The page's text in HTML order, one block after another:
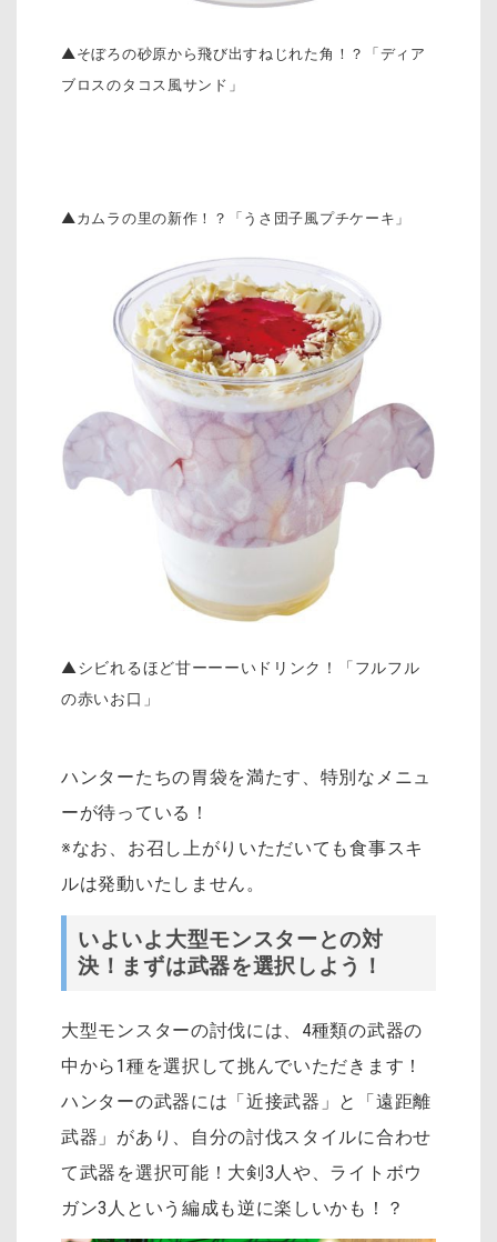
▲そぼろの砂原から飛び出すねじれた角！？「ディア
ブロスのタコス風サンド」
▲カムラの里の新作！？「うさ団子風プチケーキ」
▲シビれるほど甘ーーーいドリンク！「フルフル
の赤いお口」
ハンターたちの胃袋を満たす、特別なメニュ
ーが待っている！
※なお、お召し上がりいただいても食事スキ
ルは発動いたしません。
いよいよ大型モンスターとの対
決！まずは武器を選択しよう！
大型モンスターの討伐には、4種類の武器の
中から1種を選択して挑んでいただきます！
ハンターの武器には「近接武器」と「遠距離
武器」があり、自分の討伐スタイルに合わせ
て武器を選択可能！大剣3人や、ライトボウ
ガン3人という編成も逆に楽しいかも！？